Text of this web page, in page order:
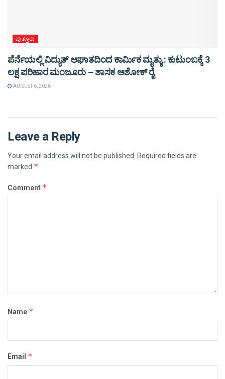
ಪುತ್ತೂರು
ಪೆರ್ನೆಯಲ್ಲಿ ವಿದ್ಯುತ್ ಆಘಾತದಿಂದ ಕಾರ್ಮಿಕ ಮೃತ್ಯು : ಕುಟುಂಬಕ್ಕೆ 3
ಲಕ್ಷ ಪರಿಹಾರ ಮಂಜೂರು – ಶಾಸಕ ಅಶೋಕ್ ರೈ
AUGUST 6, 2026
Leave a Reply
Your email address will not be published. Required fields are
marked *
Comment *
Name *
Email *